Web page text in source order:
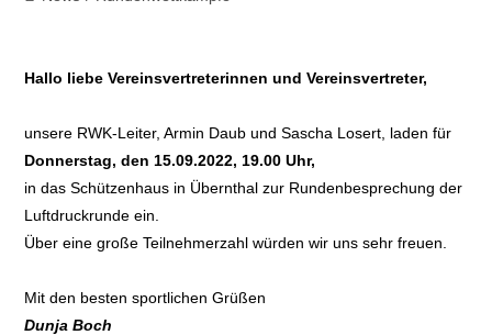
Hallo liebe Vereinsvertreterinnen und Vereinsvertreter,
unsere RWK-Leiter, Armin Daub und Sascha Losert, laden für
Donnerstag, den 15.09.2022, 19.00 Uhr,
in das Schützenhaus in Übernthal zur Rundenbesprechung der
Luftdruckrunde ein.
Über eine große Teilnehmerzahl würden wir uns sehr freuen.
Mit den besten sportlichen Grüßen
Dunja Boch